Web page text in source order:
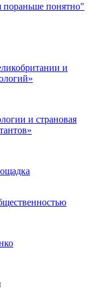
пораньше понятно"
и
и страновая